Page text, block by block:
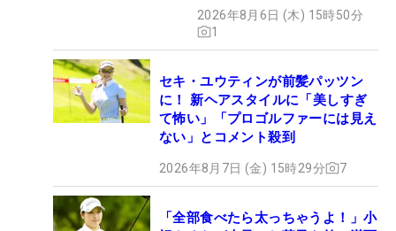
2026年8月6日 (木) 15時50分
1
セキ・ユウティンが前髪パッツン
に！ 新ヘアスタイルに「美しすぎ
て怖い」「プロゴルファーには見え
ない」とコメント殺到
2026年8月7日 (金) 15時29分 7
「全部食べたら太っちゃうよ！」小